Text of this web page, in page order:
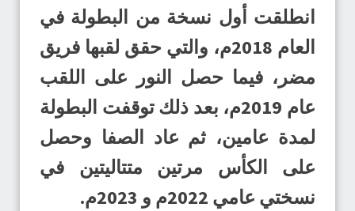
انطلقت أول نسخة من البطولة في
العام 2018م، والتي حقق لقبها فريق
مضر، فيما حصل النور على اللقب
عام 2019م، بعد ذلك توقفت البطولة
لمدة عامين، ثم عاد الصفا وحصل
على الكأس مرتين متتاليتين في
نسختي عامي 2022م و 2023م.